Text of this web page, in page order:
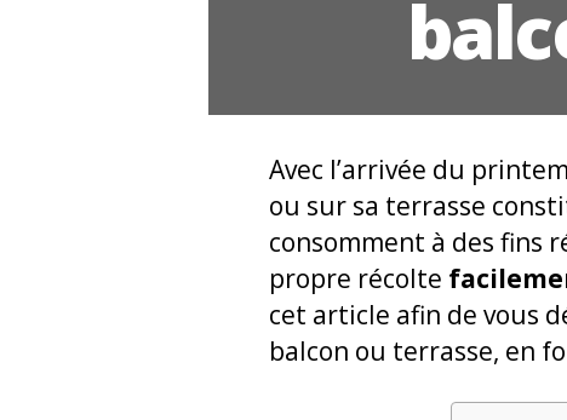
Avec l’arrivée du
ou sur sa terrasse
consomment à des
propre récolte
cet article afin de vous
balcon ou terrasse, en